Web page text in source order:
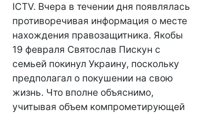
ICTV. Вчера в течении дня появлялась
противоречивая информация о месте
нахождения правозащитника. Якобы
19 февраля Святослав Пискун с
семьей покинул Украину, поскольку
предполагал о покушении на свою
жизнь. Что вполне объяснимо,
учитывая объем компрометирующей